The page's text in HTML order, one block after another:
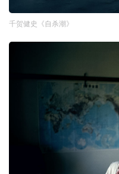
千贺健史《自杀潮》